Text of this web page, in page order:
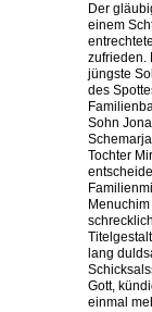
Der
einem
zufrieden.
jüngste
des
Sohn
Tochter
lang
Gott,
einmal